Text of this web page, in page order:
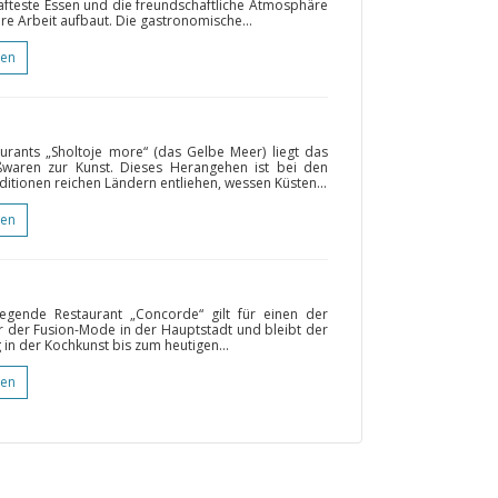
Essen und die freundschaftliche Atmosphäre
Arbeit aufbaut. Die gastronomische...
„Sholtoje more“ (das Gelbe Meer) liegt das
zur Kunst. Dieses Herangehen ist bei den
reichen Ländern entliehen, wessen Küsten...
Restaurant „Concorde“ gilt für einen der
der Fusion-Mode in der Hauptstadt und bleibt der
der Kochkunst bis zum heutigen...